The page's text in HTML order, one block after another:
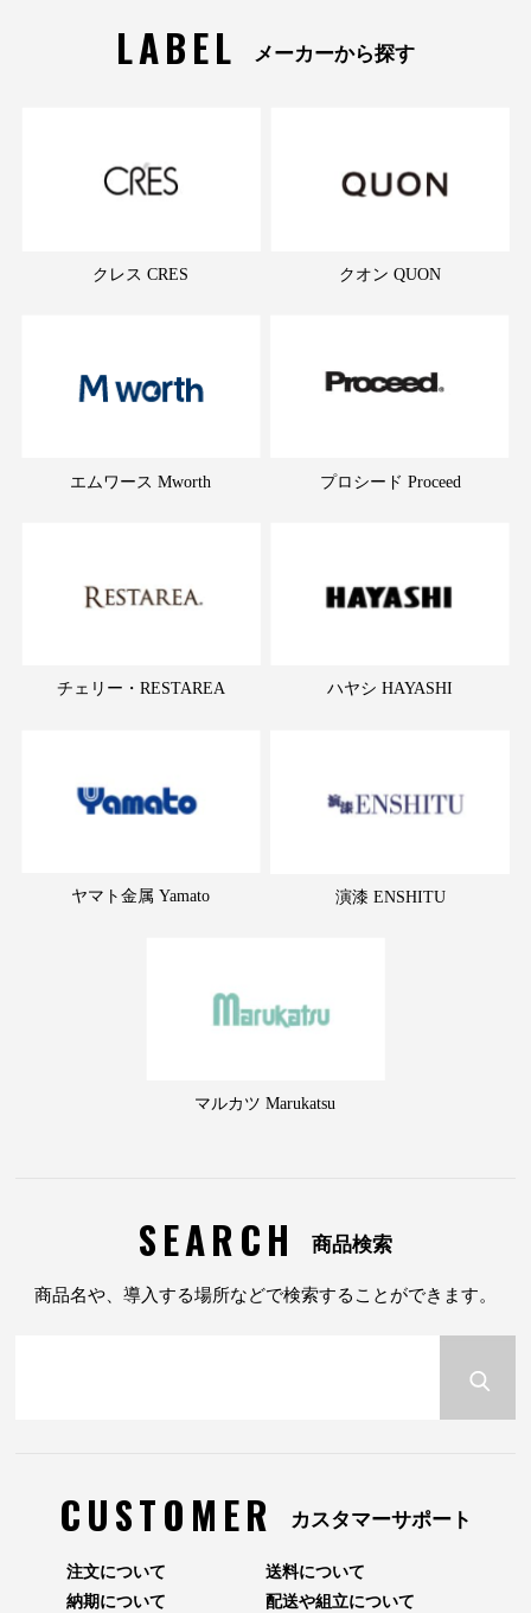
LABEL メーカーから探す
クレス CRES クオン QUON
エムワース Mworth プロシード Proceed
チェリー・RESTAREA ハヤシ HAYASHI
ヤマト金属 Yamato 演漆 ENSHITU
マルカツ Marukatsu
SEARCH 商品検索
商品名や、導入する場所などで検索することができます。
CUSTOMER カスタマーサポート
注文について
納期について
送料について
配送や組立について